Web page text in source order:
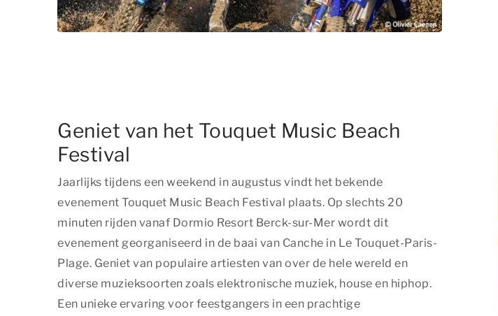
Geniet van het Touquet Music Beach
Festival
Jaarlijks tijdens een weekend in augustus vindt het bekende
evenement Touquet Music Beach Festival plaats. Op slechts 20
minuten rijden vanaf Dormio Resort Berck-sur-Mer wordt dit
evenement georganiseerd in de baai van Canche in Le Touquet-Paris-
Plage. Geniet van populaire artiesten van over de hele wereld en
diverse muzieksoorten zoals elektronische muziek, house en hiphop.
Een unieke ervaring voor feestgangers in een prachtige